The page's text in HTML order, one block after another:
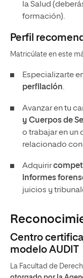
la Salud
formación).
Perfil
Matricúlate en este
Especializarte
perfilación.
Avanzar en tu
y Cuerpos de
o trabajar en un
relacionado
Adquirir
informes
juicios y
Centro
modelo AUDIT
La Facultad de